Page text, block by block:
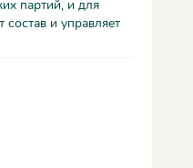
партий, и для
и управляет